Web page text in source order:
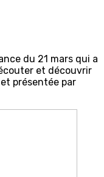
du 21 mars qui a
et découvrir
présentée par